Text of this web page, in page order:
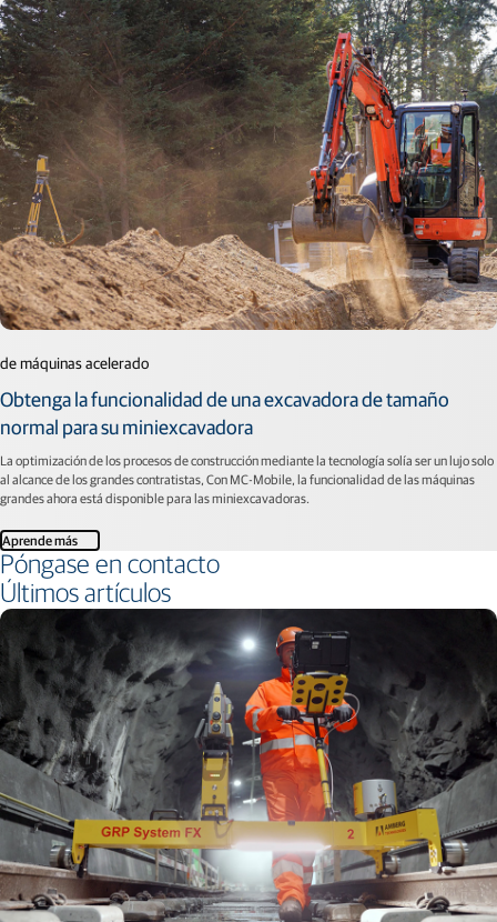
de máquinas acelerado
Obtenga la funcionalidad de una excavadora de tamaño
normal para su miniexcavadora
La optimización de los procesos de construcción mediante la tecnología solía ser un lujo solo
al alcance de los grandes contratistas, Con MC-Mobile, la funcionalidad de las máquinas
grandes ahora está disponible para las miniexcavadoras.
Aprende más
Póngase en contacto
Últimos artículos